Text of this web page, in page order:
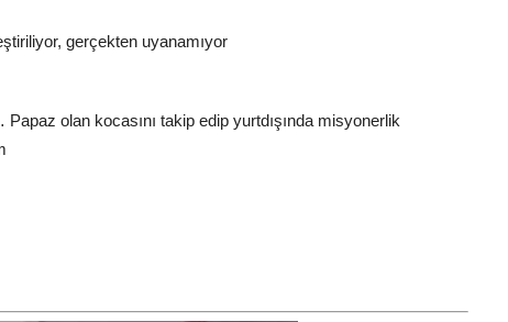
gerçekten uyanamıyor
olan kocasını takip edip yurtdışında misyonerlik